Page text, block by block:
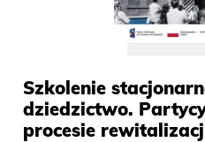
Szkolenie
dziedzictwo.
procesie